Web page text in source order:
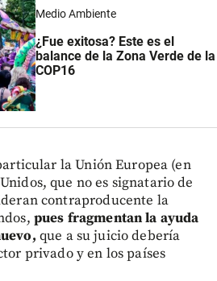
Medio Ambiente
¿Fue exitosa? Este es el
balance de la Zona Verde de la
COP16
la Unión Europea (en
que no es signatario de
contraproducente la
pues fragmentan la ayuda
que a su juicio debería
privado y en los países